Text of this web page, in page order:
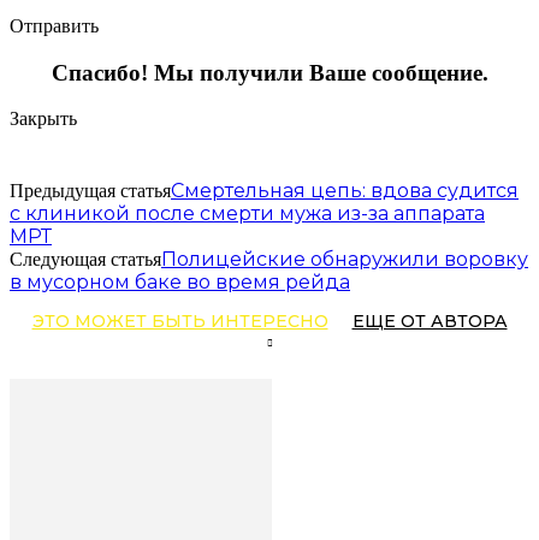
Отправить
Спасибо! Мы получили Ваше сообщение.
Закрыть
Предыдущая статьяСмертельная цепь: вдова судится
с клиникой после смерти мужа из-за аппарата
МРТ
Следующая статьяПолицейские обнаружили воровку
в мусорном баке во время рейда
ЭТО МОЖЕТ БЫТЬ ИНТЕРЕСНО ЕЩЕ ОТ АВТОРА